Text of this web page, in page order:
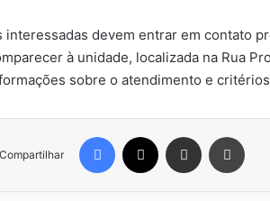
interessadas devem entrar em contato
à unidade, localizada na Rua
sobre o atendimento e
Compartilhar
Facebook Compartilhar via e-mail